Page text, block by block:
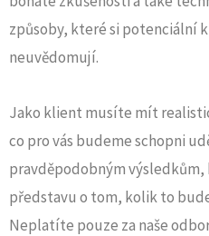
způsoby, které si potenciální
neuvědomují.
Jako klient musíte mít
co pro vás budeme schopni
pravděpodobným
představu o tom, kolik to
Neplatíte pouze za naše